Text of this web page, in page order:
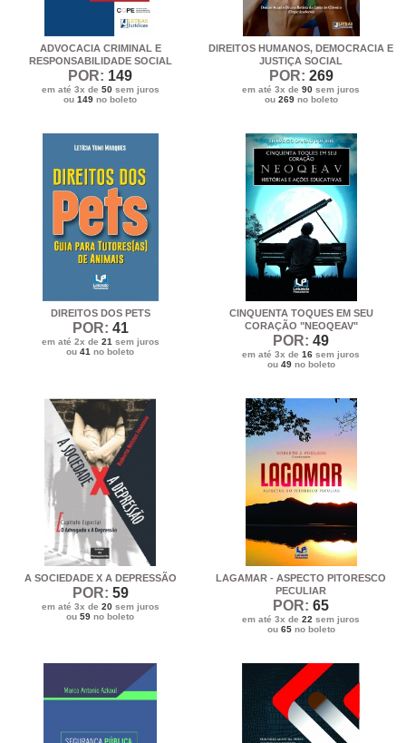
ADVOCACIA CRIMINAL E
RESPONSABILIDADE SOCIAL
POR: 149
em até 3x de 50sem juros
ou149 no boleto
DIREITOS HUMANOS, DEMOCRACIA E
JUSTIÇA SOCIAL
POR: 269
em até 3x de90 sem juros
ou 269no boleto
DIREITOS DOS PETS
POR: 41
em até 2x de 21 sem juros
ou41 no boleto
CINQUENTA TOQUES EM SEU
CORAÇÃO "NEOQEAV"
POR: 49
em até 3x de16 sem juros
ou 49no boleto
A SOCIEDADE X A DEPRESSÃO
POR: 59
em até 3x de 20sem juros
ou59 no boleto
LAGAMAR - ASPECTO PITORESCO
PECULIAR
POR: 65
em até 3x de22 sem juros
ou 65no boleto